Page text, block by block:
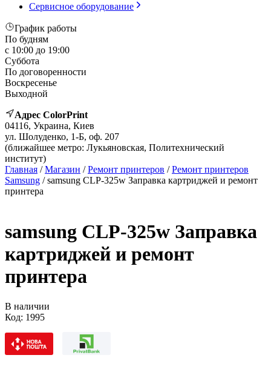
Сервисное оборудование
График работы
По будням
с 10:00 до 19:00
Суббота
По договоренности
Воскресенье
Выходной
Адрес ColorPrint
04116, Украина, Киев
ул. Шолуденко, 1-Б, оф. 207
(ближайшее метро: Лукьяновская, Политехнический
институт)
Главная /Магазин /Ремонт принтеров /Ремонт принтеров
Samsung / samsung CLP-325w Заправка картриджей и ремонт
принтера
samsung CLP-325w Заправка
картриджей и ремонт
принтера
В наличии
Код: 1995